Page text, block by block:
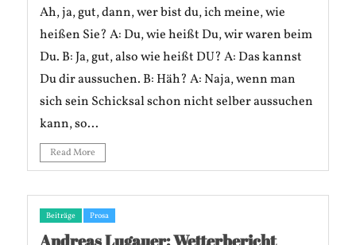
Ah, ja, gut, dann, wer bist du, ich meine, wie
heißen Sie? A: Du, wie heißt Du, wir waren beim
Du. B: Ja, gut, also wie heißt DU? A: Das kannst
Du dir aussuchen. B: Häh? A: Naja, wenn man
sich sein Schicksal schon nicht selber aussuchen
kann, so...
Read More
Beiträge Prosa
Andreas Lugauer: Wetterbericht